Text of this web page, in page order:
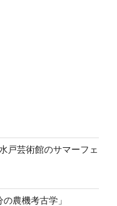
戸芸術館のサマーフェ
農機考古学」